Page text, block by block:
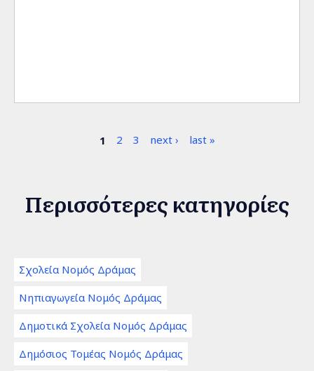
1 2 3 next › last »
Περισσότερες κατηγορίες
Σχολεία Νομός Δράμας
Νηπιαγωγεία Νομός Δράμας
Δημοτικά Σχολεία Νομός Δράμας
Δημόσιος Τομέας Νομός Δράμας